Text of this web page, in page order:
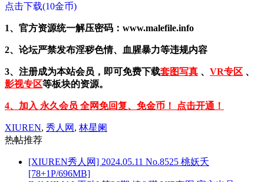
点击下载(10金币)
1、官方资源统一解压密码：www.malefile.info
2、论坛严禁发布淫秽色情、血腥暴力等违规内容
3、注册成为本站会员，即可免费下载套图写真 、 VR专区 、
影视专区等板块的资源。
4、加入 永久会员 全网免回复、免金币！ 点击开通！
XIUREN, 秀人网 , 林星阑
热帖推荐
[XIUREN秀人网] 2024.05.11 No.8525 桃妖夭
[78+1P/696MB]